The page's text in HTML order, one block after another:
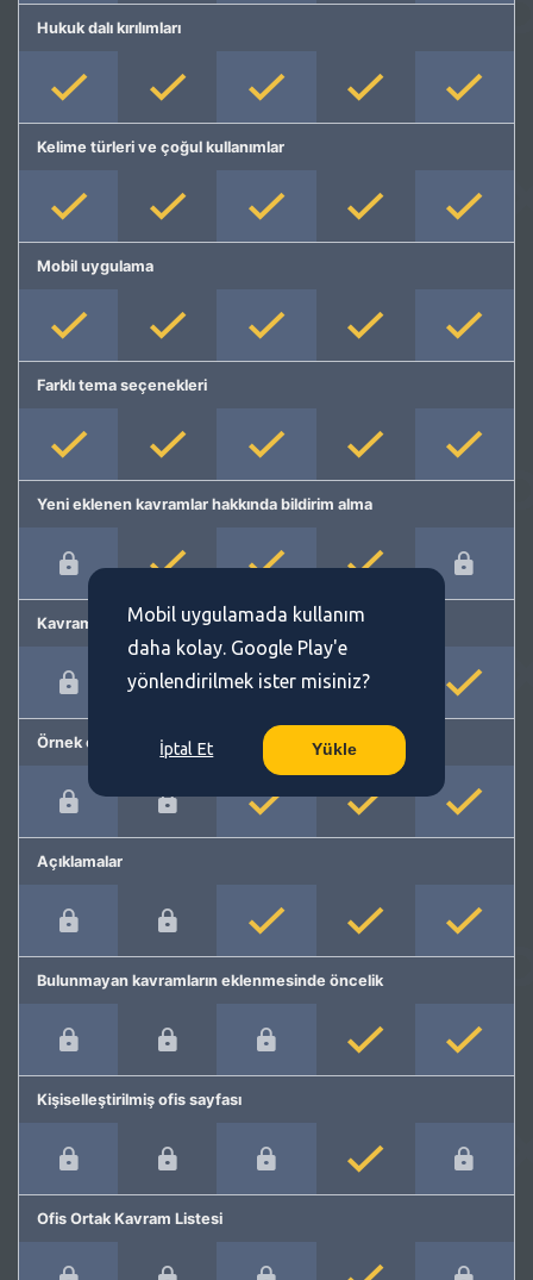
Hukuk dalı kırılımları
Kelime türleri ve çoğul kullanımlar
Mobil uygulama
Farklı tema seçenekleri
Yeni eklenen kavramlar hakkında bildirim alma
Kavram önerme
Örnek cümleler
Açıklamalar
Bulunmayan kavramların eklenmesinde öncelik
Kişiselleştirilmiş ofis sayfası
Ofis Ortak Kavram Listesi
Mobil uygulamada kullanım
daha kolay. Google Play'e
yönlendirilmek ister misiniz?
İptal Et Yükle